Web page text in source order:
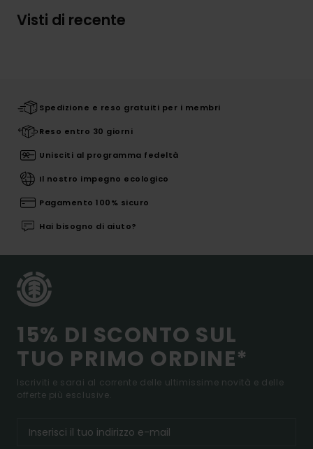
Visti di recente
Spedizione e reso gratuiti per i membri
Reso entro 30 giorni
Unisciti al programma fedeltà
Il nostro impegno ecologico
Pagamento 100% sicuro
Hai bisogno di aiuto?
15% DI SCONTO SUL
TUO PRIMO ORDINE*
Iscriviti e sarai al corrente delle ultimissime novità e delle
offerte più esclusive.